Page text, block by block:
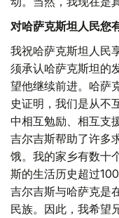
对哈萨克斯坦人民您
我祝哈萨克斯坦人民
须承认哈萨克斯坦的
望他继续前进。哈萨
史证明，我们是从不
中相互勉励、相互支
吉尔吉斯帮助了许多
饿。我的家乡有数十
斯的生活历史超过
吉尔吉斯与哈萨克是
民族。因此，我希望